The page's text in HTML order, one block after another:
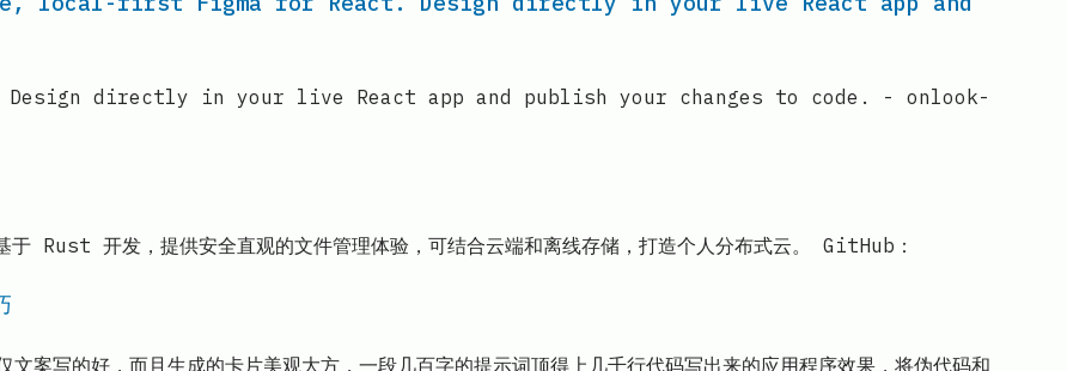
directly in your live React app and publish your changes to code. - onlook-
Rust 开发，提供安全直观的文件管理体验，可结合云端和离线存储，打造个人分布式云。 GitHub：
案写的好，而且生成的卡片美观大方，一段几百字的提示词顶得上几千行代码写出来的应用程序效果，将伪代码和